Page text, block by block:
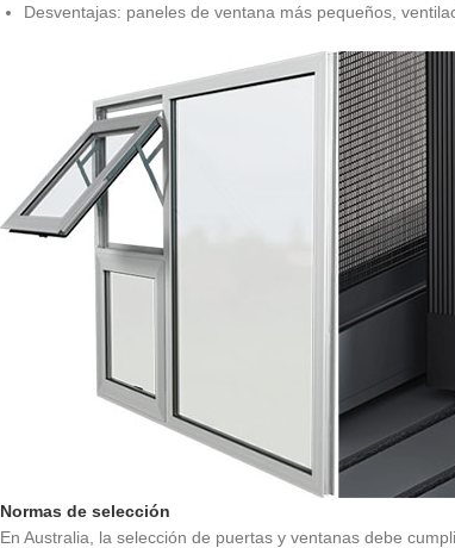
Desventajas: paneles de ventana más pequeños,
Normas de selección
En Australia, la selección de puertas y ventanas debe